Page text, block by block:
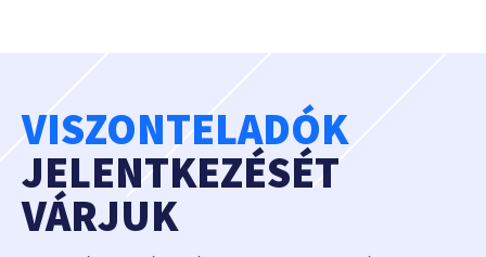
VISZONTELADÓK
JELENTKEZÉSÉT
VÁRJUK